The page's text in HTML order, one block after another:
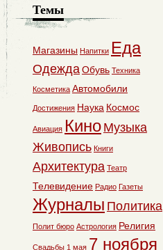
Темы
Магазины Напитки Еда
ОдеждаОбувь Техника
Косметика Автомобили
Достижения Наука Космос
Авиация Кино Музыка
Живопись Книги
Архитектура Театр
Телевидение Радио Газеты
Журналы Политика
Полит бюро Астрология Религия
Свадьбы 1 мая 7 ноября